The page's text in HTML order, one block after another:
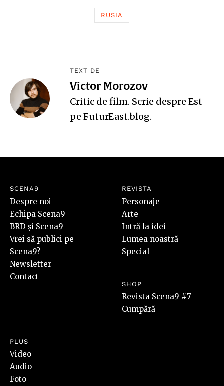
RUSIA
TEXT DE
Victor Morozov
Critic de film. Scrie despre Est
pe FuturEast.blog.
SCENA9
Despre noi
Echipa Scena9
BRD și Scena9
Vrei să publici pe
Scena9?
Newsletter
Contact
REVISTA
Personaje
Arte
Intră la idei
Lumea noastră
Special
SHOP
Revista Scena9 #7
Cumpără
PLUS
Video
Audio
Foto